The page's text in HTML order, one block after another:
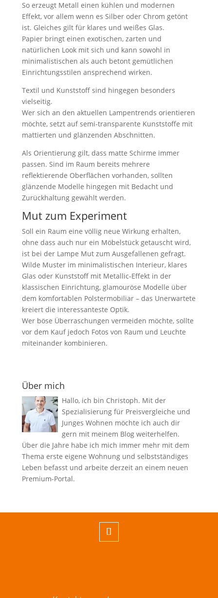
So erzeugt Metall einen kühlen und modernen
Effekt, vor allem wenn es Silber oder Chrom getönt
ist. Gleiches gilt für klares und weißes Glas.
Papier bringt einen exotischen, zarten und
natürlichen Look mit sich und kann sowohl in
minimalistischen als auch betont gemütlichen
Einrichtungsstilen ansprechend wirken.
Textil und Kunststoff sind hingegen besonders
vielseitig.
Wer sich an den aktuellen Lampentrends orientieren
möchte, setzt auf semi-transparente Kunststoffe mit
mattierten und glänzenden Abschnitten.
Als Orientierung gilt, dass matte Schirme immer
passen. Sind im Raum bereits mehrere
reflektierende Oberflächen vorhanden, sollten
glänzende Modelle hingegen mit Bedacht und
Zurückhaltung gewählt werden.
Mut zum Experiment
Soll ein Raum eine völlig neue Wirkung erhalten,
ohne dass auch nur ein Möbelstück getauscht wird,
ist bei der Lampe Mut zum Ausgefallenen gefragt.
Wilde Muster im minimalistischen Interieur, klares
Glas oder Kunststoff mit Metallic-Effekt in der
klassischen Einrichtung, glamouröse Modelle über
dem komfortablen Polstermobiliar – das Unerwartete
kreiert die interessanteste Optik.
Wer böse Überraschungen vermeiden möchte, sollte
vor dem Kauf jedoch Fotos von Raum und Leuchte
miteinander kombinieren.
Über mich
Hallo, ich bin Christoph. Mit der
Spezialisierung für Preisvergleiche und
Junges Wohnen möchte ich auch dir
gern mit meinem Blog weiterhelfen.
Über die Jahre habe ich mich immer mehr mit dem
Thema erste eigene Wohnung und selbstständiges
Leben befasst und arbeite derzeit an einem neuen
Premium-Portal.